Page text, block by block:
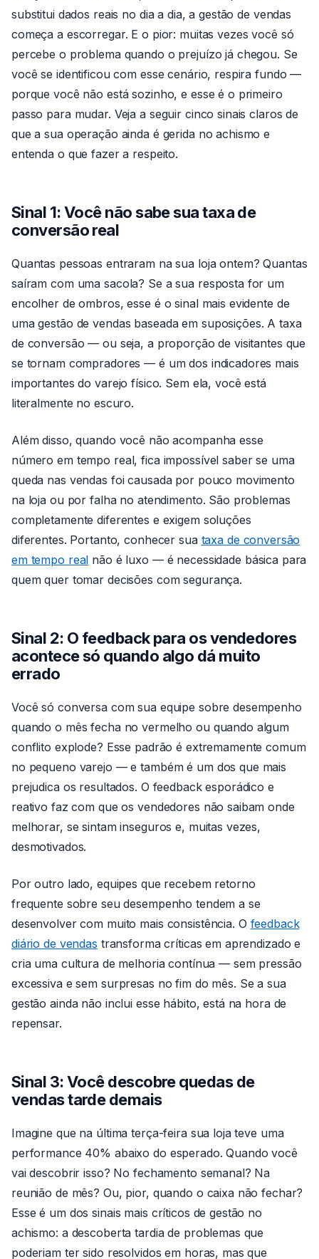
substitui dados reais no dia a dia, a gestão de vendas
começa a escorregar. E o pior: muitas vezes você só
percebe o problema quando o prejuízo já chegou. Se
você se identificou com esse cenário, respira fundo —
porque você não está sozinho, e esse é o primeiro
passo para mudar. Veja a seguir cinco sinais claros de
que a sua operação ainda é gerida no achismo e
entenda o que fazer a respeito.
Sinal 1: Você não sabe sua taxa de
conversão real
Quantas pessoas entraram na sua loja ontem? Quantas
saíram com uma sacola? Se a sua resposta for um
encolher de ombros, esse é o sinal mais evidente de
uma gestão de vendas baseada em suposições. A taxa
de conversão — ou seja, a proporção de visitantes que
se tornam compradores — é um dos indicadores mais
importantes do varejo físico. Sem ela, você está
literalmente no escuro.
Além disso, quando você não acompanha esse
número em tempo real, fica impossível saber se uma
queda nas vendas foi causada por pouco movimento
na loja ou por falha no atendimento. São problemas
completamente diferentes e exigem soluções
diferentes. Portanto, conhecer sua taxa de conversão
em tempo real não é luxo — é necessidade básica para
quem quer tomar decisões com segurança.
Sinal 2: O feedback para os vendedores
acontece só quando algo dá muito
errado
Você só conversa com sua equipe sobre desempenho
quando o mês fecha no vermelho ou quando algum
conflito explode? Esse padrão é extremamente comum
no pequeno varejo — e também é um dos que mais
prejudica os resultados. O feedback esporádico e
reativo faz com que os vendedores não saibam onde
melhorar, se sintam inseguros e, muitas vezes,
desmotivados.
Por outro lado, equipes que recebem retorno
frequente sobre seu desempenho tendem a se
desenvolver com muito mais consistência. O feedback
diário de vendas transforma críticas em aprendizado e
cria uma cultura de melhoria contínua — sem pressão
excessiva e sem surpresas no fim do mês. Se a sua
gestão ainda não inclui esse hábito, está na hora de
repensar.
Sinal 3: Você descobre quedas de
vendas tarde demais
Imagine que na última terça-feira sua loja teve uma
performance 40% abaixo do esperado. Quando você
vai descobrir isso? No fechamento semanal? Na
reunião de mês? Ou, pior, quando o caixa não fechar?
Esse é um dos sinais mais críticos de gestão no
achismo: a descoberta tardia de problemas que
poderiam ter sido resolvidos em horas, mas que